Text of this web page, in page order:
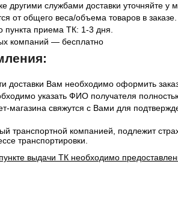
другими службами доставки уточняйте у
от общего веса/объема товаров в заказе.
пункта приема ТК: 1-3 дня.
компаний — бесплатно
доставки Вам необходимо оформить
указать ФИО получателя
магазина свяжутся с Вами для
транспортной компанией, подлежит
транспортировки.
выдачи ТК необходимо